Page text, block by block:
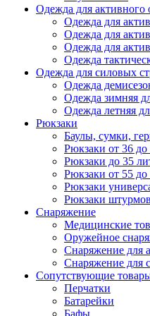
Одежда для активного
Одежда для
Одежда для
Одежда для
Одежда
Одежда для силовых
Одежда
Одежда зимняя
Одежда летняя
Рюкзаки
Баулы, сумки,
Рюкзаки от 36 до
Рюкзаки до 35
Рюкзаки от 55 до
Рюкзаки
Рюкзаки
Снаряжение
Медицинские
Оружейное
Снаряжение для
Снаряжение для
Сопутствующие
Перчатки
Батарейки
Бафы